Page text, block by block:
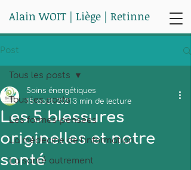
Alain WOIT | Liège | Retinne
Post
Tous les posts
Les formes-pensées
La médecine de l'information
La santé autrement
Tous les posts
Les 5 blessures
originelles et notre
santé
Soins énergétiques
15 août 2021 3 min de lecture